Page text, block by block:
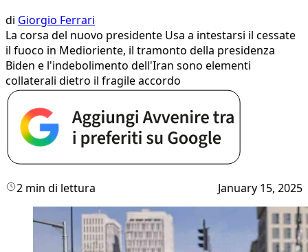
di Giorgio Ferrari
La corsa del nuovo presidente Usa a intestarsi il cessate
il fuoco in Medioriente, il tramonto della presidenza
Biden e l'indebolimento dell'Iran sono elementi
collaterali dietro il fragile accordo
2 min di lettura January 15, 2025